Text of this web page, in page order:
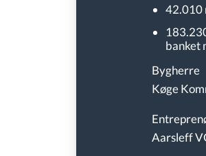
42.010
banket
Bygherre
Køge
Aarsleff